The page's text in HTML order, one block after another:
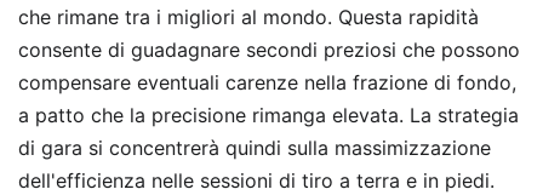
che rimane tra i migliori al mondo. Questa rapidità
consente di guadagnare secondi preziosi che possono
compensare eventuali carenze nella frazione di fondo,
a patto che la precisione rimanga elevata. La strategia
di gara si concentrerà quindi sulla massimizzazione
dell'efficienza nelle sessioni di tiro a terra e in piedi.